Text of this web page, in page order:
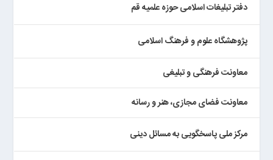
دفتر تبلیغات اسلامی حوزه علمیه قم
پژوهشگاه علوم و فرهنگ اسلامی
معاونت فرهنگی و تبلیغی
معاونت فضای مجازی، هنر و رسانه
مرکز ملی پاسخگویی به مسائل دینی